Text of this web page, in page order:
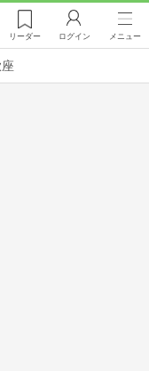
リーダー ログイン メニュー